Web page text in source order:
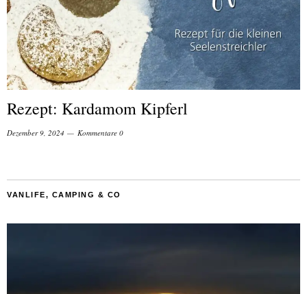
Rezept: Kardamom Kipferl
Dezember 9, 2024 Kommentare 0
VANLIFE, CAMPING & CO